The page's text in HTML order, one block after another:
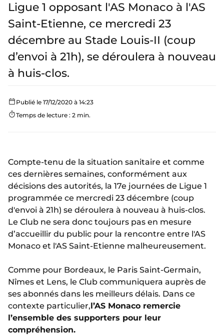
Ligue 1 opposant l'AS Monaco à l'AS
Saint-Etienne, ce mercredi 23
décembre au Stade Louis-II (coup
d’envoi à 21h), se déroulera à nouveau
à huis-clos.
Publié le 17/12/2020 à 14:23
Temps de lecture : 2 min.
Compte-tenu de la situation sanitaire et comme
ces dernières semaines, conformément aux
décisions des autorités, la 17e journées de Ligue 1
programmée ce mercredi 23 décembre (coup
d'envoi à 21h) se déroulera à nouveau à huis-clos.
Le Club ne sera donc toujours pas en mesure
d’accueillir du public pour la rencontre entre l'AS
Monaco et l'AS Saint-Etienne malheureusement.
Comme pour Bordeaux, le Paris Saint-Germain,
Nîmes et Lens, le Club communiquera auprès de
ses abonnés dans les meilleurs délais. Dans ce
contexte particulier,l’AS Monaco remercie
l’ensemble des supporters pour leur
compréhension.